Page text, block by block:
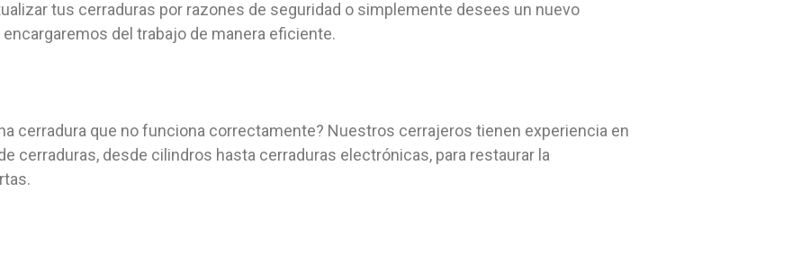
tus cerraduras por razones de seguridad o simplemente desees un nuevo
del trabajo de manera eficiente.
cerradura que no funciona correctamente? Nuestros cerrajeros tienen experiencia en
cerraduras, desde cilindros hasta cerraduras electrónicas, para restaurar la